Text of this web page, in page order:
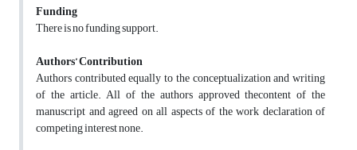
Funding
There is no funding support.
Authors’ Contribution
Authors contributed equally to the conceptualization and writing
of the article. All of the authors approved thecontent of the
manuscript and agreed on all aspects of the work declaration of
competing interest none.